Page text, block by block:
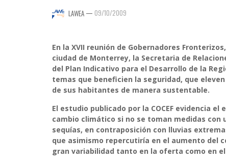
LAWEA — 09/10/2009
En la XVII reunión de Gobernadores
ciudad de Monterrey, la Secretaria de
del Plan Indicativo para el Desarrollo de la
temas que beneficien la seguridad, que
de sus habitantes de manera sustentable.
El estudio publicado por la COCEF evidencia
cambio climático si no se toman medidas
sequías, en contraposición con lluvias
que asimismo repercutiría en el aumento del
gran variabilidad tanto en la oferta como en